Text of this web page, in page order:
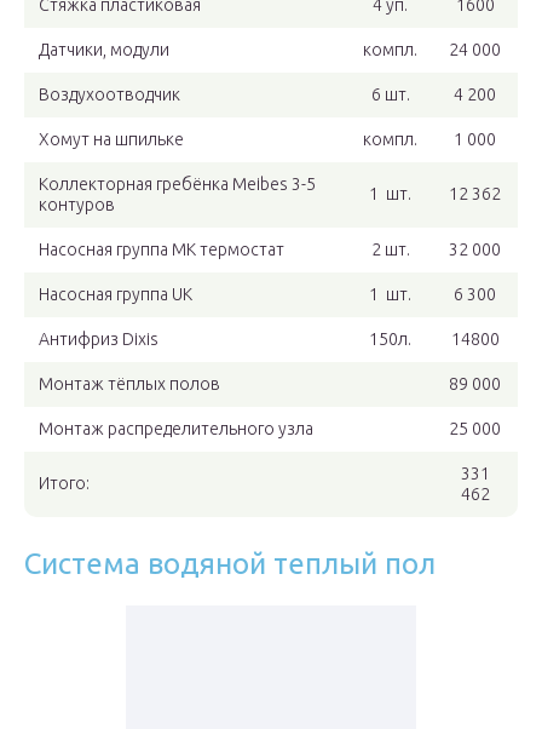
Стяжка пластиковая 4 уп. 1600
Датчики, модули компл. 24 000
Воздухоотводчик 6 шт. 4 200
Хомут на шпильке компл. 1 000
Коллекторная гребёнка Meibes 3-5
контуров
1 шт. 12 362
Насосная группа MK термостат 2 шт. 32 000
Насосная группа UK 1 шт. 6 300
Антифриз Dixis 150л. 14800
Монтаж тёплых полов 89 000
Монтаж распределительного узла 25 000
Итого:
331
462
Система водяной теплый пол